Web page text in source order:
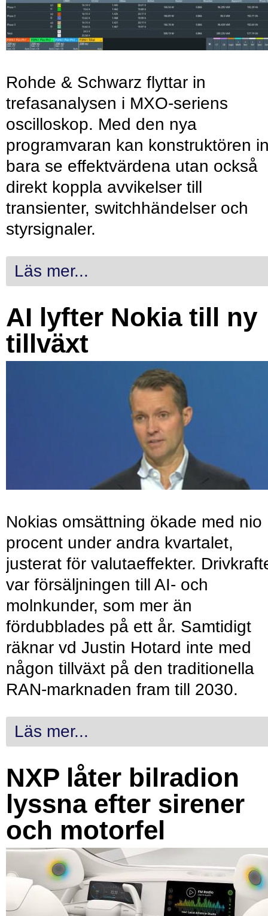
Rohde & Schwarz flyttar in
trefasanalysen i MXO-seriens
oscilloskop. Med den nya
programvaran kan konstruktören
bara se effektvärdena utan också
direkt koppla avvikelser till
transienter, switchhändelser och
styrsignaler.
Läs mer...
AI lyfter Nokia till ny
tillväxt
Nokias omsättning ökade med nio
procent under andra kvartalet,
justerat för valutaeffekter.
var försäljningen till AI- och
molnkunder, som mer än
fördubblades på ett år. Samtidigt
räknar vd Justin Hotard inte med
någon tillväxt på den traditionella
RAN-marknaden fram till 2030.
Läs mer...
NXP låter bilradion
lyssna efter sirener
och motorfel